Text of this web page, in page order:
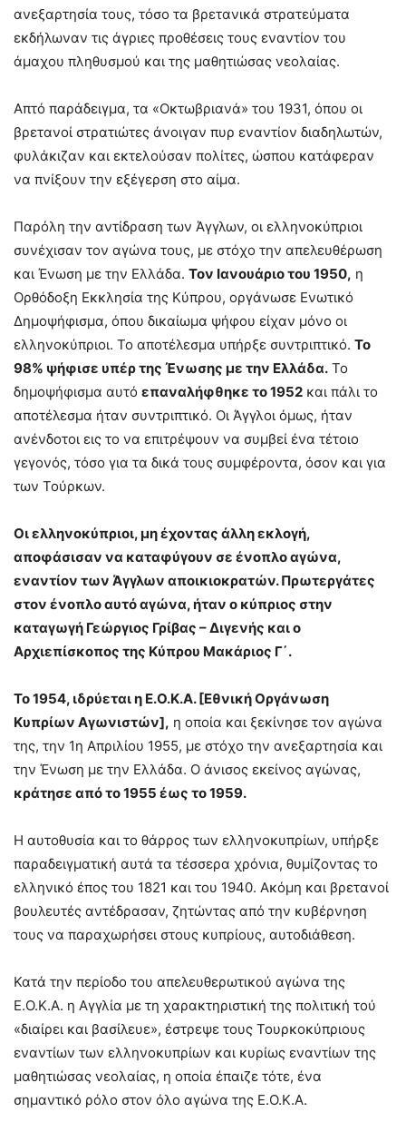
ανεξαρτησία τους, τόσο τα βρετανικά στρατεύματα
εκδήλωναν τις άγριες προθέσεις τους εναντίον του
άμαχου πληθυσμού και της μαθητιώσας νεολαίας.
Απτό παράδειγμα, τα «Οκτωβριανά» του 1931, όπου οι
βρετανοί στρατιώτες άνοιγαν πυρ εναντίον διαδηλωτών,
φυλάκιζαν και εκτελούσαν πολίτες, ώσπου κατάφεραν
να πνίξουν την εξέγερση στο αίμα.
Παρόλη την αντίδραση των Άγγλων, οι ελληνοκύπριοι
συνέχισαν τον αγώνα τους, με στόχο την απελευθέρωση
και Ένωση με την Ελλάδα. Τον Ιανουάριο του 1950, η
Ορθόδοξη Εκκλησία της Κύπρου, οργάνωσε Ενωτικό
Δημοψήφισμα, όπου δικαίωμα ψήφου είχαν μόνο οι
ελληνοκύπριοι. Το αποτέλεσμα υπήρξε συντριπτικό. Το
98% ψήφισε υπέρ της Ένωσης με την Ελλάδα. Το
δημοψήφισμα αυτό επαναλήφθηκε το 1952 και πάλι το
αποτέλεσμα ήταν συντριπτικό. Οι Άγγλοι όμως, ήταν
ανένδοτοι εις το να επιτρέψουν να συμβεί ένα τέτοιο
γεγονός, τόσο για τα δικά τους συμφέροντα, όσον και για
των Τούρκων.
Οι ελληνοκύπριοι, μη έχοντας άλλη εκλογή,
αποφάσισαν να καταφύγουν σε ένοπλο αγώνα,
εναντίον των Άγγλων αποικιοκρατών. Πρωτεργάτες
στον ένοπλο αυτό αγώνα, ήταν ο κύπριος στην
καταγωγή Γεώργιος Γρίβας – Διγενής και ο
Αρχιεπίσκοπος της Κύπρου Μακάριος Γ΄.
Το 1954, ιδρύεται η Ε.Ο.Κ.Α. [Εθνική Οργάνωση
Κυπρίων Αγωνιστών], η οποία και ξεκίνησε τον αγώνα
της, την 1η Απριλίου 1955, με στόχο την ανεξαρτησία και
την Ένωση με την Ελλάδα. Ο άνισος εκείνος αγώνας,
κράτησε από το 1955 έως το 1959.
Η αυτοθυσία και το θάρρος των ελληνοκυπρίων, υπήρξε
παραδειγματική αυτά τα τέσσερα χρόνια, θυμίζοντας το
ελληνικό έπος του 1821 και του 1940. Ακόμη και βρετανοί
βουλευτές αντέδρασαν, ζητώντας από την κυβέρνηση
τους να παραχωρήσει στους κυπρίους, αυτοδιάθεση.
Κατά την περίοδο του απελευθερωτικού αγώνα της
Ε.Ο.Κ.Α. η Αγγλία με τη χαρακτηριστική της πολιτική τού
«διαίρει και βασίλευε», έστρεψε τους Τουρκοκύπριους
εναντίων των ελληνοκυπρίων και κυρίως εναντίων της
μαθητιώσας νεολαίας, η οποία έπαιζε τότε, ένα
σημαντικό ρόλο στον όλο αγώνα της Ε.Ο.Κ.Α.